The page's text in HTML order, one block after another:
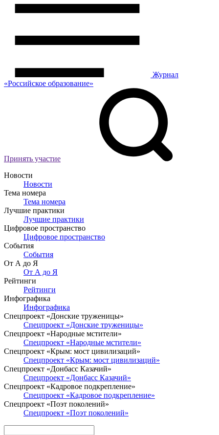
Журнал
«Российское образование»
Принять участие
Новости
Новости
Тема номера
Тема номера
Лучшие практики
Лучшие практики
Цифровое пространство
Цифровое пространство
События
События
От А до Я
От А до Я
Рейтинги
Рейтинги
Инфографика
Инфографика
Спецпроект «Донские труженицы»
Спецпроект «Донские труженицы»
Спецпроект «Народные мстители»
Спецпроект «Народные мстители»
Спецпроект «Крым: мост цивилизаций»
Спецпроект «Крым: мост цивилизаций»
Спецпроект «Донбасс Казачий»
Спецпроект «Донбасс Казачий»
Спецпроект «Кадровое подкрепление»
Спецпроект «Кадровое подкрепление»
Спецпроект «Поэт поколений»
Спецпроект «Поэт поколений»